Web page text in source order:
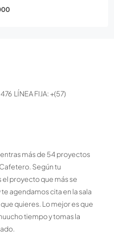
LÍNEA FIJA: +(57)
más de 54 proyectos
Según tu
proyecto que más se
agendamos cita en la sala
quieres. Lo mejor es que
tiempo y tomas la